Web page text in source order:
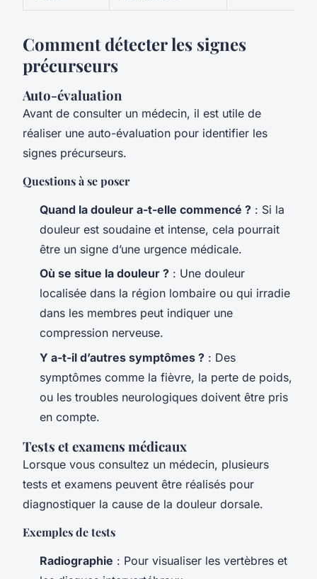
Comment détecter les signes
précurseurs
Auto-évaluation
Avant de consulter un médecin, il est utile de
réaliser une auto-évaluation pour identifier les
signes précurseurs.
Questions à se poser
Quand la douleur a-t-elle commencé ? : Si la
douleur est soudaine et intense, cela pourrait
être un signe d’une urgence médicale.
Où se situe la douleur ? : Une douleur
localisée dans la région lombaire ou qui irradie
dans les membres peut indiquer une
compression nerveuse.
Y a-t-il d’autres symptômes ? : Des
symptômes comme la fièvre, la perte de poids,
ou les troubles neurologiques doivent être pris
en compte.
Tests et examens médicaux
Lorsque vous consultez un médecin, plusieurs
tests et examens peuvent être réalisés pour
diagnostiquer la cause de la douleur dorsale.
Exemples de tests
Radiographie : Pour visualiser les vertèbres et